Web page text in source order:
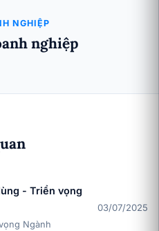
NGHIỆP
nghiệp
- Triển vọng
Ngành
03/07/2025